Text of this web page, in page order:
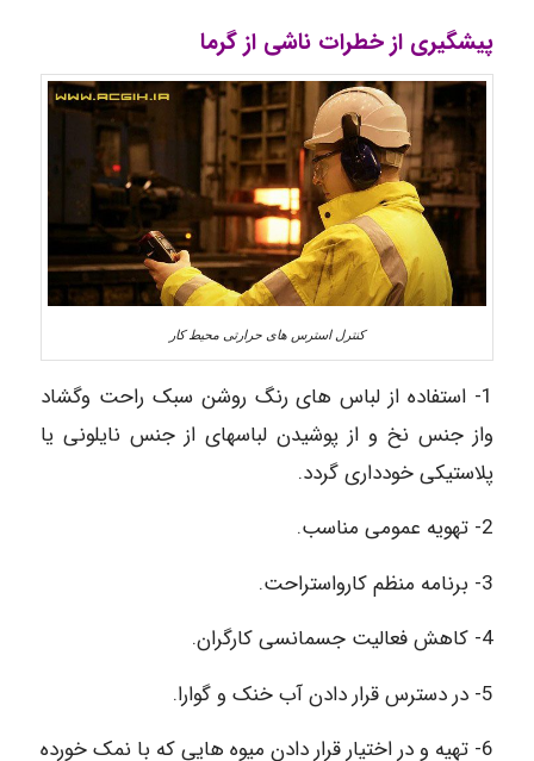
پیشگیری از خطرات ناشی از گرما
کنترل استرس های حرارتی محیط کار
1- استفاده از لباس های رنگ روشن سبک راحت وگشاد
واز جنس نخ و از پوشیدن لباسهای از جنس نایلونی یا
پلاستیکی خودداری گردد.
2- تهویه عمومی مناسب.
3- برنامه منظم کارواستراحت.‌
4- کاهش فعالیت جسمانسی کارگران.
5- در دسترس قرار دادن آب خنک و گوارا.
6- تهیه و در اختیار قرار دادن میوه هایی که با نمک خورده